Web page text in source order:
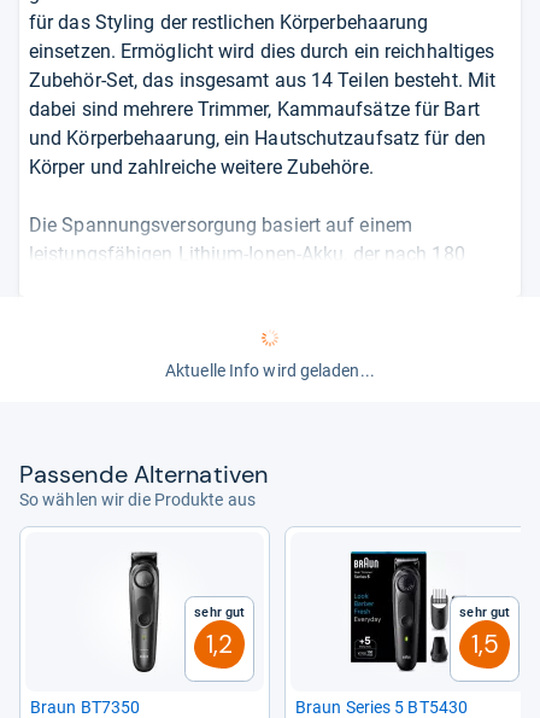
für das Styling der restlichen Körperbehaarung
einsetzen. Ermöglicht wird dies durch ein reichhaltiges
Zubehör-Set, das insgesamt aus 14 Teilen besteht. Mit
dabei sind mehrere Trimmer, Kammaufsätze für Bart
und Körperbehaarung, ein Hautschutzaufsatz für den
Körper und zahlreiche weitere Zubehöre.
Die Spannungsversorgung basiert auf einem
leistungsfähigen Lithium-Ionen-Akku, der nach 180
Ende entgegen, werden Sie über einen LED-Indikator
informiert. Haben Sie das Laden einmal vergessen,
Griffbereichs sorgen.
von
Aktuelle Info wird geladen...
Pas­sende Alter­na­ti­ven
So wählen wir die Produkte aus
Sehr gut
1,2
Braun BT7350
Sehr gut
1,5
Braun Series 5 BT5430